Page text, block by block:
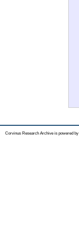
Corvinus Research Archive is powered by